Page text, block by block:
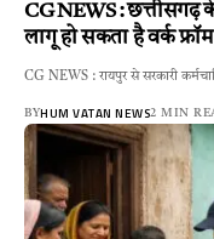
CG NEWS : छत्तीसगढ़ के
लागू हो सकता है वर्क
CG NEWS : रायपुर से सरकारी
BYHUM VATAN NEWS2 MIN